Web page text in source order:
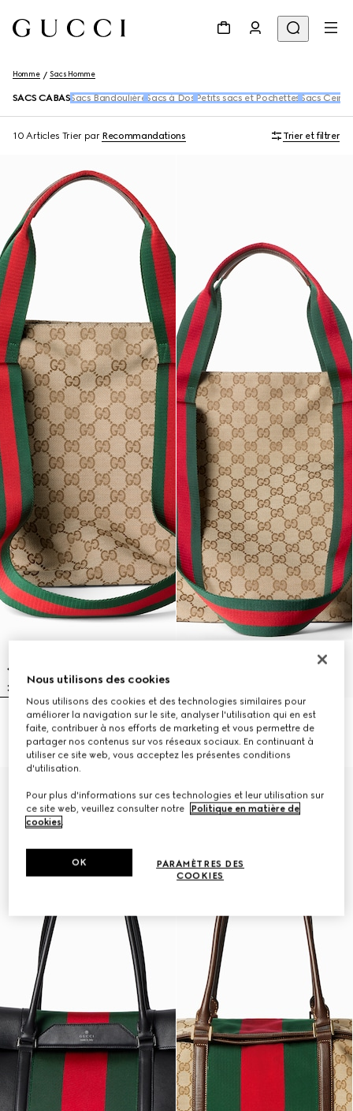
Homme Sacs Homme
SACS CABAS Sacs BandoulièreSacs à Dos Petits sacs et Pochettes Sacs
10 Articles Trier par Recommandations Trier et filtrer
Cabas GG petite taille
€1,300
Cabas GG taille moyenne
€1,500
Nous utilisons des cookies
Nous utilisons des cookies et des technologies similaires pour
améliorer la navigation sur le site, analyser l'utilisation qui en est
faite, contribuer à nos efforts de marketing et vous permettre de
partager nos contenus sur vos réseaux sociaux. En continuant à
utiliser ce site web, vous acceptez les présentes conditions
d'utilisation.
Pour plus d'informations sur ces technologies et leur utilisation sur
ce site web, veuillez consulter notre
Politique en matière de
cookies.
PARAMÈTRES DES
COOKIES
OK